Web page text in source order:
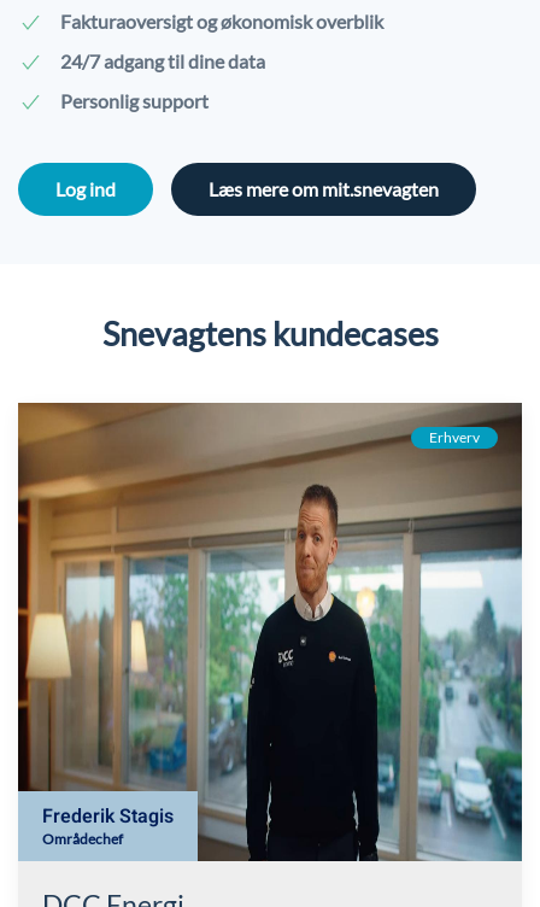
Fakturaoversigt og økonomisk overblik
24/7 adgang til dine data
Personlig support
Log ind Læs mere om mit.snevagten
Snevagtens kundecases
Erhverv
Frederik Stagis
Områdechef